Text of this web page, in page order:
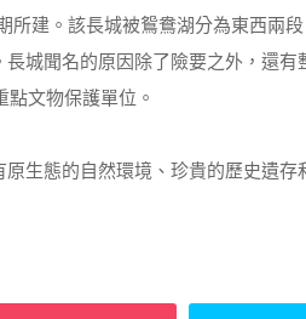
建。該長城被鴛鴦湖分為東西兩
城聞名的原因除了險要之外，還有
文物保護單位。
生態的自然環境、珍貴的歷史遺存